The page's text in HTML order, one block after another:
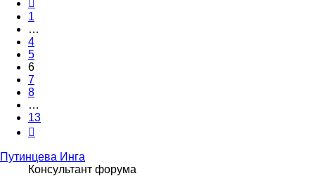
1
…
4
5
6
7
8
…
13
Путинцева Инга
Консультант форума